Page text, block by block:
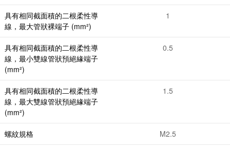
具有相同截面積的二根柔性導
線，最大管狀裸端子 (mm²)
1
具有相同截面積的二根柔性導
線，最小雙線管狀預絕緣端子
(mm²)
0.5
具有相同截面積的二根柔性導
線，最大雙線管狀預絕緣端子
(mm²)
1.5
螺紋規格 M2.5